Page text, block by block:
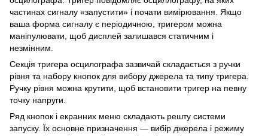
частинах сигналу «запустити» і почати вимірювання. Якщо
ваша форма сигналу є періодичною, тригером можна
маніпулювати, щоб дисплей залишався статичним і
незмінним.
Секція тригера осцилографа зазвичай складається з ручки
рівня та набору кнопок для вибору джерела та типу тригера.
Ручку рівня можна крутити, щоб встановити тригер на певну
точку напруги.
Ряд кнопок і екранних меню складають решту системи
запуску. Їх основне призначення — вибір джерела і режиму